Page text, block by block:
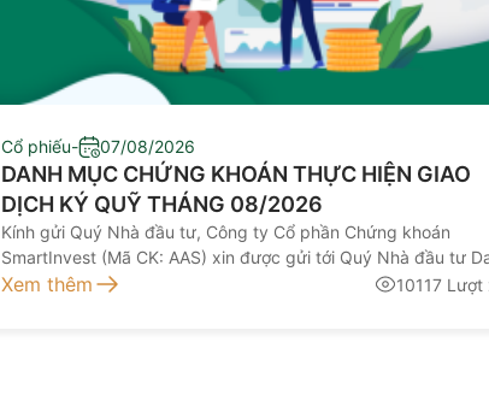
Cổ phiếu- 07/08/2026
DANH MỤC CHỨNG KHOÁN THỰC HIỆN GIAO
DỊCH KÝ QUỸ THÁNG 08/2026
Kính gửi Quý Nhà đầu tư, Công ty Cổ phần Chứng khoán
SmartInvest (Mã CK: AAS) xin được gửi tới Quý Nhà đầu tư
mục chứng khoán thực hiện giao dịch ký quỹ tháng 08/2026
Xem thêm 10117 Lượt